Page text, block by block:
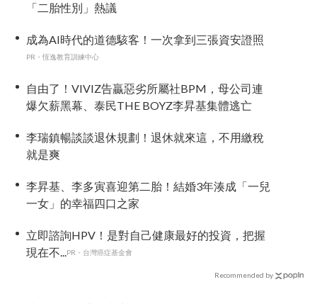
「二胎性別」熱議
成為AI時代的道德駭客！一次拿到三張資安證照
PR・恆逸教育訓練中心
自由了！VIVIZ告贏惡劣所屬社BPM，母公司連
爆欠薪黑幕、泰民THE BOYZ李昇基集體逃亡
李瑞鎮暢談談退休規劃！退休就來這，不用繳稅
就是爽
李昇基、李多寅喜迎第二胎！結婚3年湊成「一兒
一女」的幸福四口之家
立即諮詢HPV！是對自己健康最好的投資，把握
現在不...PR・台灣癌症基金會
Recommended by